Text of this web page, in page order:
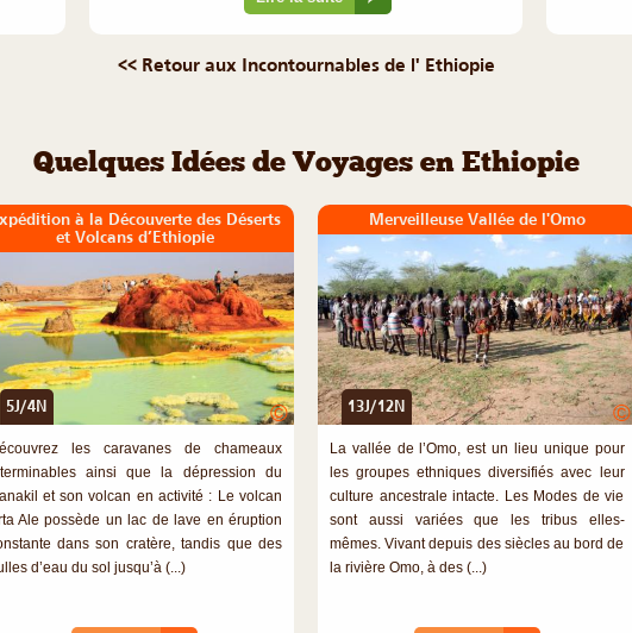
<< Retour aux Incontournables de l' Ethiopie
Quelques Idées de Voyages en Ethiopie
à la Découverte des Déserts
et Volcans d’Ethiopie
5J/4N ©
les caravanes de chameaux
ainsi que la dépression du
et son volcan en activité : Le volcan
Ale possède un lac de lave en éruption
dans son cratère, tandis que des
d’eau du sol jusqu’à (...)
Merveilleuse Vallée de l'Omo
13J/12N ©
La vallée de l’Omo, est un lieu unique pour
les groupes ethniques diversifiés avec leur
culture ancestrale intacte. Les Modes de vie
sont aussi variées que les tribus elles-
mêmes. Vivant depuis des siècles au bord de
la rivière Omo, à des (...)